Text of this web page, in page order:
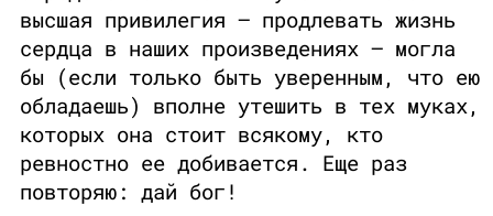
высшая привилегия — продлевать жизнь
сердца в наших произведениях — могла
бы (если только быть уверенным, что ею
обладаешь) вполне утешить в тех муках,
которых она стоит всякому, кто
ревностно ее добивается. Еще раз
повторяю: дай бог!